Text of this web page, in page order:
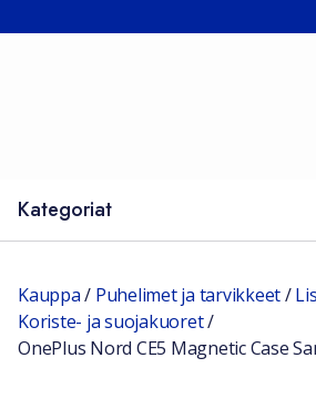
Kategoriat
Kauppa/ Puhelimet ja tarvikkeet/
Koriste- ja suojakuoret/
OnePlus Nord CE5 Magnetic Case